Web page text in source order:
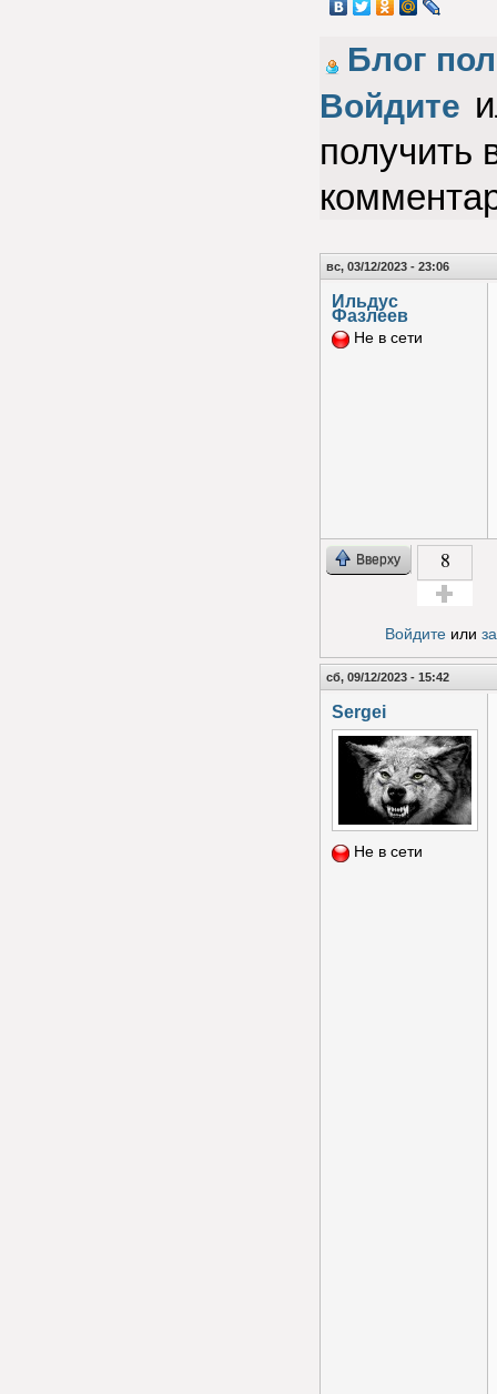
Блог
Войдите
получить
вс, 03/12/2023 - 23:06
Ильдус
Фазлеев
Не в сети
Вверху 8
Войдитеили
сб, 09/12/2023 - 15:42
Sergei
Не в сети